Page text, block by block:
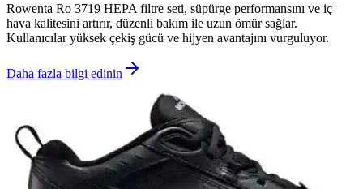
Rowenta Ro 3719 HEPA filtre seti, süpürge performansını ve iç
hava kalitesini artırır, düzenli bakım ile uzun ömür sağlar.
Kullanıcılar yüksek çekiş gücü ve hijyen avantajını vurguluyor.
Daha fazla bilgi edinin